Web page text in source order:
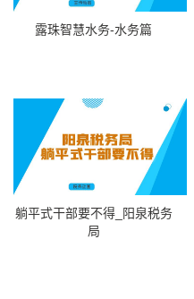
露珠智慧水务-水务篇
躺平式干部要不得_阳泉税务
局